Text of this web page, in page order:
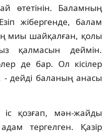
өтетінін. Баламның
жібергенде, балам
миы шайқалған, қолы
қалмасын деймін.
де бар. Ол кісілер
дейді баланың анасы
қозғап, мән-жайды
тергелген. Қазір